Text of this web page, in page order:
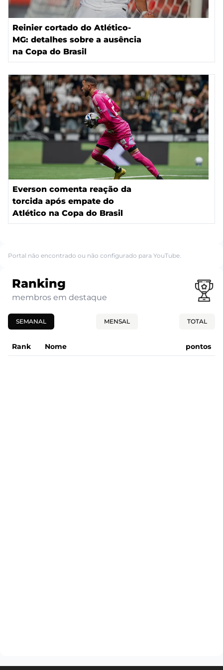
Reinier cortado do Atlético-
MG: detalhes sobre a ausência
na Copa do Brasil
Everson comenta reação da
torcida após empate do
Atlético na Copa do Brasil
Portal não encontrado ou não configurado para YouTube.
Ranking
membros em destaque
SEMANAL MENSAL TOTAL
Rank Nome pontos